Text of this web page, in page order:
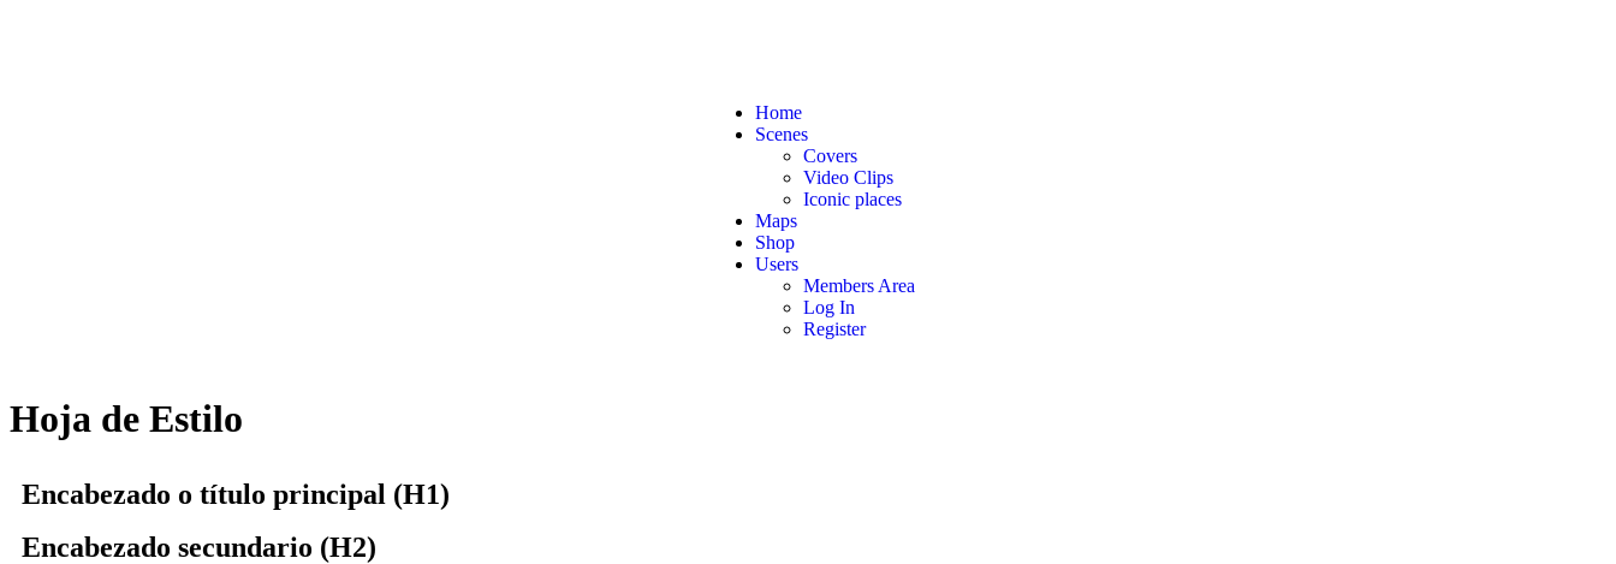
Home
Scenes
Covers
Video Clips
Iconic places
Maps
Shop
Users
Members Area
Log In
Register
Hoja de Estilo
Encabezado o título principal (H1)
Encabezado secundario (H2)